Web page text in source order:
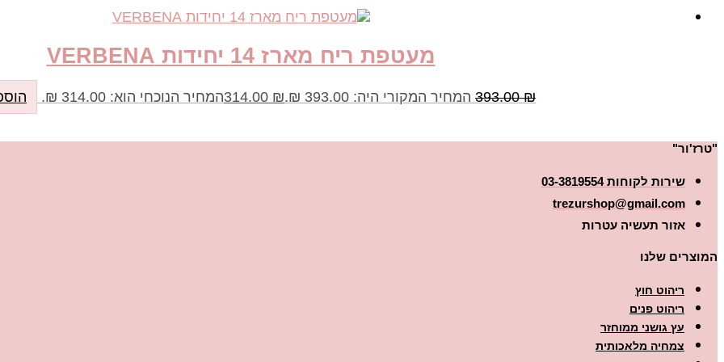
מעטפת ריח מארז 14 יחידות VERBENA
393.00₪ המחיר המקורי היה: 393.00 ₪. 314.00 ₪ המחיר הנוכחי הוא: 314.00 ₪.
"טרז'ור"
שירות לקוחות 03-3819554
trezurshop@gmail.com
אזור תעשיה עטרות
המוצרים שלנו
ריהוט חוץ
ריהוט פנים
עץ גושני ממוחזר
צמחיה מלאכותית